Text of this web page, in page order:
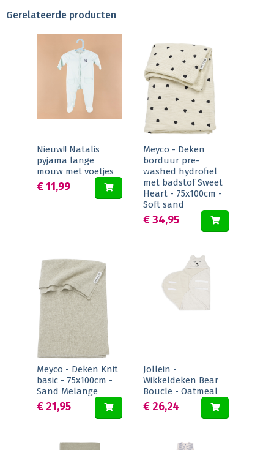
Gerelateerde producten
Nieuw!! Natalis
pyjama lange
mouw met voetjes
€ 11,99
Meyco - Deken
borduur pre-
washed hydrofiel
met badstof Sweet
Heart - 75x100cm -
Soft sand
€ 34,95
Meyco - Deken Knit
basic - 75x100cm -
Sand Melange
€ 21,95
Jollein -
Wikkeldeken Bear
Boucle - Oatmeal
€ 26,24